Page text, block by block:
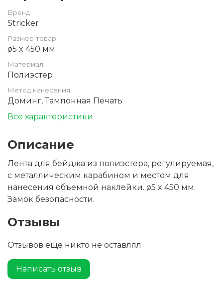
Бренд
Stricker
Размер товар
ø5 x 450 мм
Материал
Полиэстер
Метод нанесения
Доминг, Тампонная Печать
Все характеристики
Описание
Лента для бейджа из полиэстера, регулируемая,
с металлическим карабином и местом для
нанесения объемной наклейки. ø5 x 450 мм.
Замок безопасности.
Отзывы
Отзывов еще никто не оставлял
Написать отзыв